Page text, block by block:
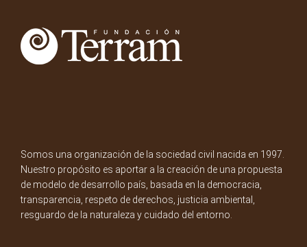
Somos una organización de la sociedad civil nacida en 1997.
Nuestro propósito es aportar a la creación de una propuesta
de modelo de desarrollo país, basada en la democracia,
transparencia, respeto de derechos, justicia ambiental,
resguardo de la naturaleza y cuidado del entorno.